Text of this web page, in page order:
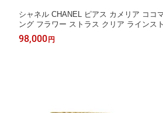
シャネル CHANEL ピアス カメリア ココ
ング フラワー ストラス クリア ラインス
ル ブラック ABF378 レディース アクセサ
ント 高級 上品 大人 ブランド【中古】
98,000円